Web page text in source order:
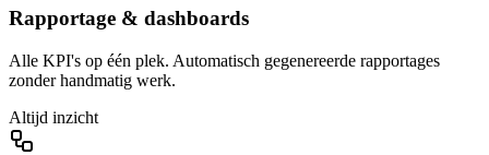
Rapportage & dashboards
Alle KPI's op één plek. Automatisch gegenereerde rapportages
zonder handmatig werk.
Altijd inzicht